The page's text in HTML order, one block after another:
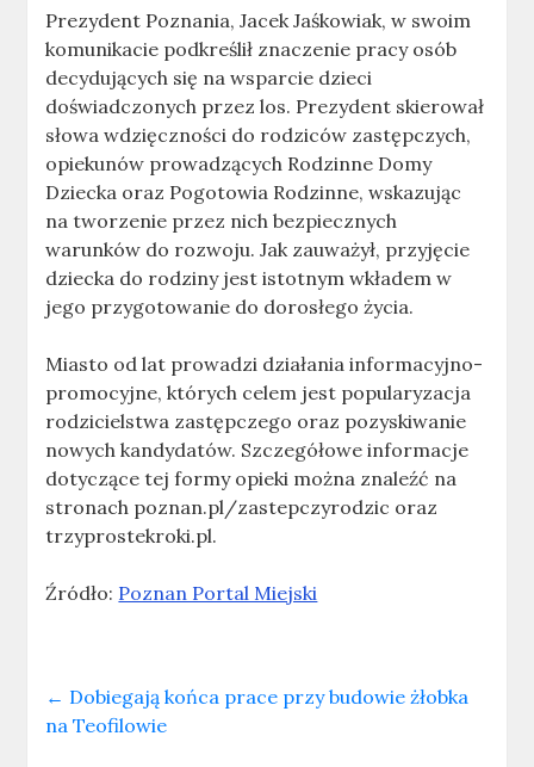
Prezydent Poznania, Jacek Jaśkowiak, w swoim
komunikacie podkreślił znaczenie pracy osób
decydujących się na wsparcie dzieci
doświadczonych przez los. Prezydent skierował
słowa wdzięczności do rodziców zastępczych,
opiekunów prowadzących Rodzinne Domy
Dziecka oraz Pogotowia Rodzinne, wskazując
na tworzenie przez nich bezpiecznych
warunków do rozwoju. Jak zauważył, przyjęcie
dziecka do rodziny jest istotnym wkładem w
jego przygotowanie do dorosłego życia.
Miasto od lat prowadzi działania informacyjno-
promocyjne, których celem jest popularyzacja
rodzicielstwa zastępczego oraz pozyskiwanie
nowych kandydatów. Szczegółowe informacje
dotyczące tej formy opieki można znaleźć na
stronach poznan.pl/zastepczyrodzic oraz
trzyprostekroki.pl.
Źródło: Poznan Portal Miejski
← Dobiegają końca prace przy budowie żłobka
na Teofilowie